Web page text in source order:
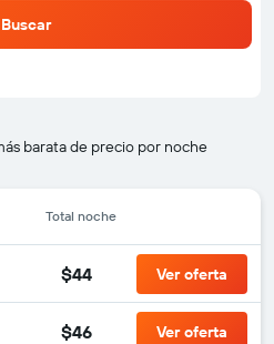
Buscar
barata de precio por noche
Total noche
$44 Ver oferta
$46 Ver oferta